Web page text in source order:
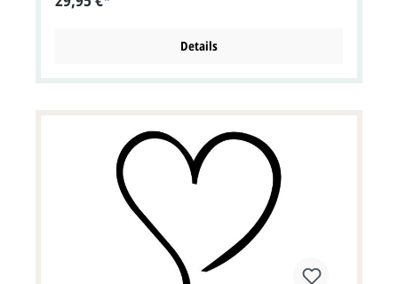
der Stempelplatte angelegt ist. Diesen Korrekturabzug
Details